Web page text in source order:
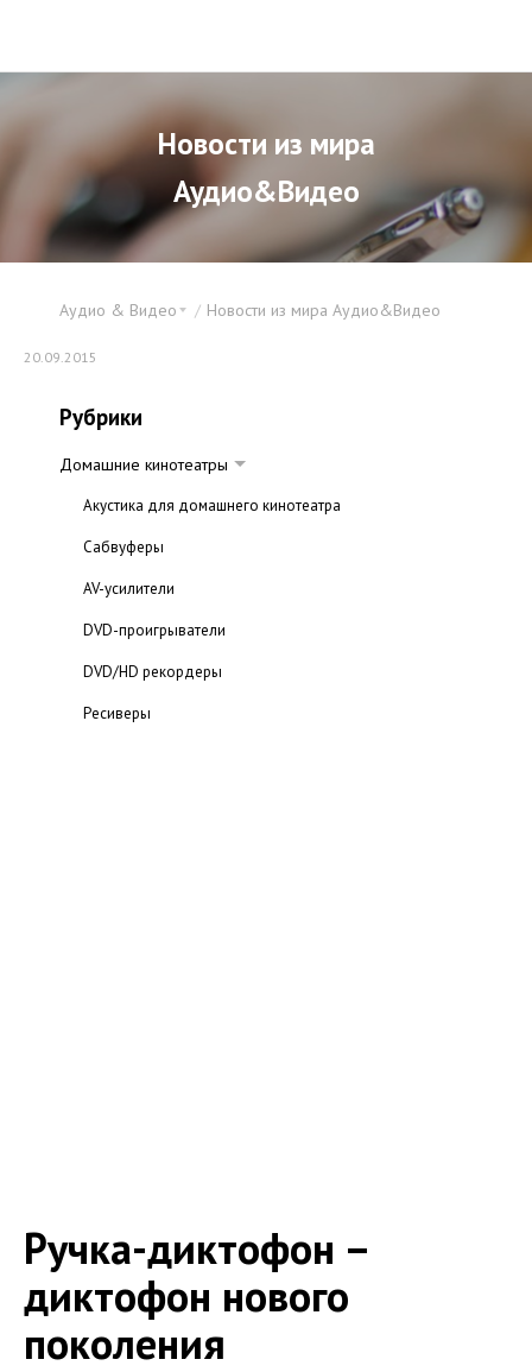
Новости из мира
Аудио&Видео
Аудио & Видео Новости из мира Аудио&Видео
Рубрики
Домашние кинотеатры
Акустика для домашнего кинотеатра
Сабвуферы
AV-усилители
DVD-проигрыватели
DVD/HD рекордеры
Ресиверы
Тумбы
Кронштейны для телевизоров
Статьи по выбору мебели и кронштейнов для AV-
техники
20.09.2015
Ручка-диктофон –
диктофон нового
поколения